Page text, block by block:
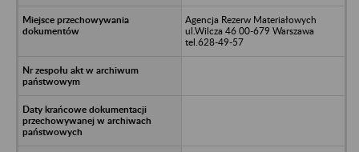
Agencja Rezerw Materiałowych
ul.Wilcza 46 00-679 Warszawa
tel.628-49-57